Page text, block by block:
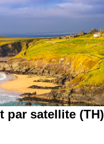
par satellite (TH)